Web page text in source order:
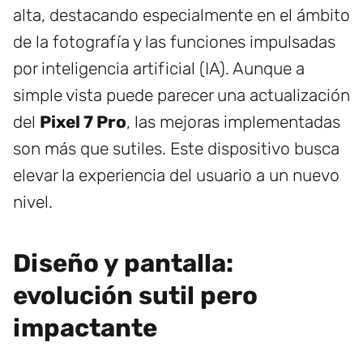
alta, destacando especialmente en el ámbito
de la fotografía y las funciones impulsadas
por inteligencia artificial (IA). Aunque a
simple vista puede parecer una actualización
del Pixel 7 Pro, las mejoras implementadas
son más que sutiles. Este dispositivo busca
elevar la experiencia del usuario a un nuevo
nivel.
Diseño y pantalla:
evolución sutil pero
impactante